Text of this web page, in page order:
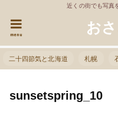
近くの街でも写真
お
menu
二十四節気と北海道 札幌
sunsetspring_10